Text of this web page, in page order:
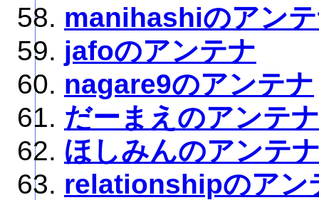
manihashiのアン
jafoのアンテナ
nagare9のアンテナ
だーまえのアンテナ
ほしみんのアンテ
relationshipのアン